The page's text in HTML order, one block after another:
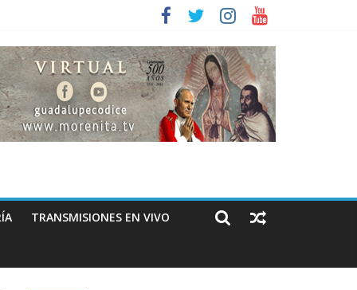
TRANSMISIONES EN VIVO